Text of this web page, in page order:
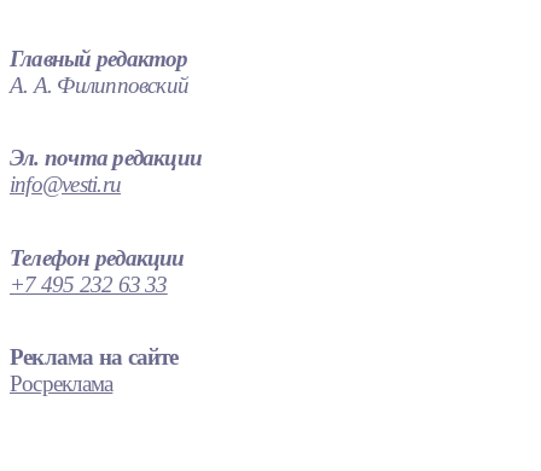
Главный редактор
А. А. Филипповский
Эл. почта редакции
info@vesti.ru
Телефон редакции
+7 495 232 63 33
Реклама на сайте
Росреклама